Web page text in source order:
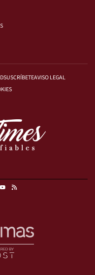
SUSCRÍBETEAVISO LEGAL